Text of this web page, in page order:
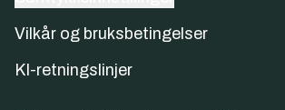
Vilkår og bruksbetingelser
KI-retningslinjer